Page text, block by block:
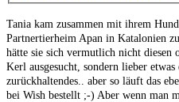
Tania kam zusammen mit ihrem
Partnertierheim Apan in Katalonien
hätte sie sich vermutlich nicht diesen
Kerl ausgesucht, sondern lieber
zurückhaltendes.. aber so läuft das
bei Wish bestellt ;-) Aber wenn man